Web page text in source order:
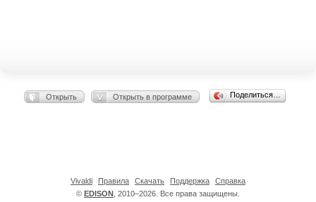
Открыть Открыть в программе Поделиться…
© EDISON , 2010–2026. Все права защищены.
Vivaldi Правила Скачать Поддержка Справка